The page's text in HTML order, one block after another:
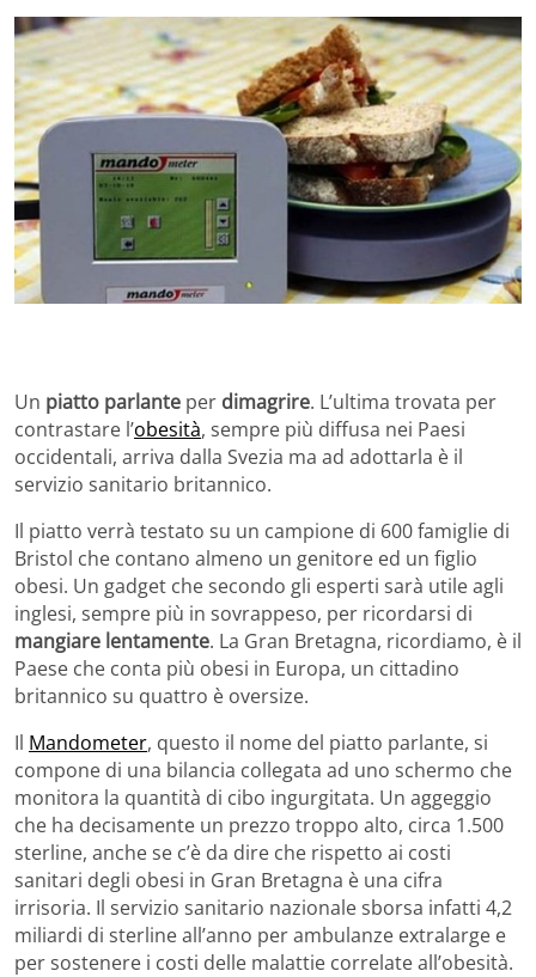
Un piatto parlante per dimagrire. L’ultima trovata per
contrastare l’obesità, sempre più diffusa nei Paesi
occidentali, arriva dalla Svezia ma ad adottarla è il
servizio sanitario britannico.
Il piatto verrà testato su un campione di 600 famiglie di
Bristol che contano almeno un genitore ed un figlio
obesi. Un gadget che secondo gli esperti sarà utile agli
inglesi, sempre più in sovrappeso, per ricordarsi di
mangiare lentamente. La Gran Bretagna, ricordiamo, è il
Paese che conta più obesi in Europa, un cittadino
britannico su quattro è oversize.
Il Mandometer, questo il nome del piatto parlante, si
compone di una bilancia collegata ad uno schermo che
monitora la quantità di cibo ingurgitata. Un aggeggio
che ha decisamente un prezzo troppo alto, circa 1.500
sterline, anche se c’è da dire che rispetto ai costi
sanitari degli obesi in Gran Bretagna è una cifra
irrisoria. Il servizio sanitario nazionale sborsa infatti 4,2
miliardi di sterline all’anno per ambulanze extralarge e
per sostenere i costi delle malattie correlate all’obesità.